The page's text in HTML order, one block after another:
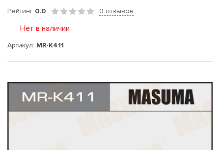
Рейтинг 0.0 0 отзывов
Нет в наличии
Артикул: MR-K411